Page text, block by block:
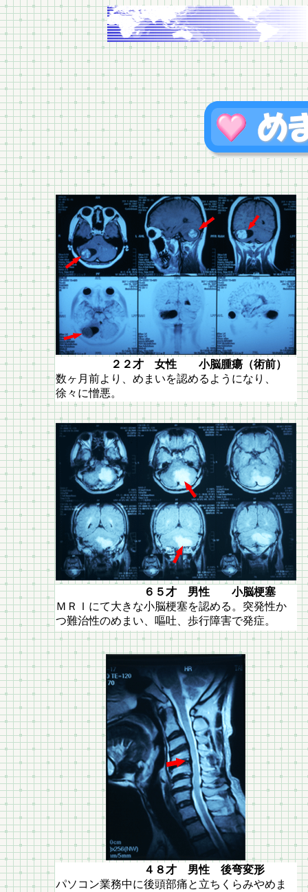
２２才 女性 小脳腫瘍（術前）
数ヶ月前より、めまいを認めるようになり、
徐々に憎悪。
６５才 男性 小脳梗塞
ＭＲＩにて大きな小脳梗塞を認める。突発性か
つ難治性のめまい、嘔吐、歩行障害で発症。
４８才 男性 後弯変形
パソコン業務中に後頭部痛と立ちくらみやめま